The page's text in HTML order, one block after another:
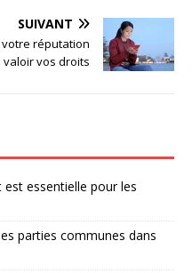
SUIVANT
réputation
vos droits
essentielle pour les
parties communes dans